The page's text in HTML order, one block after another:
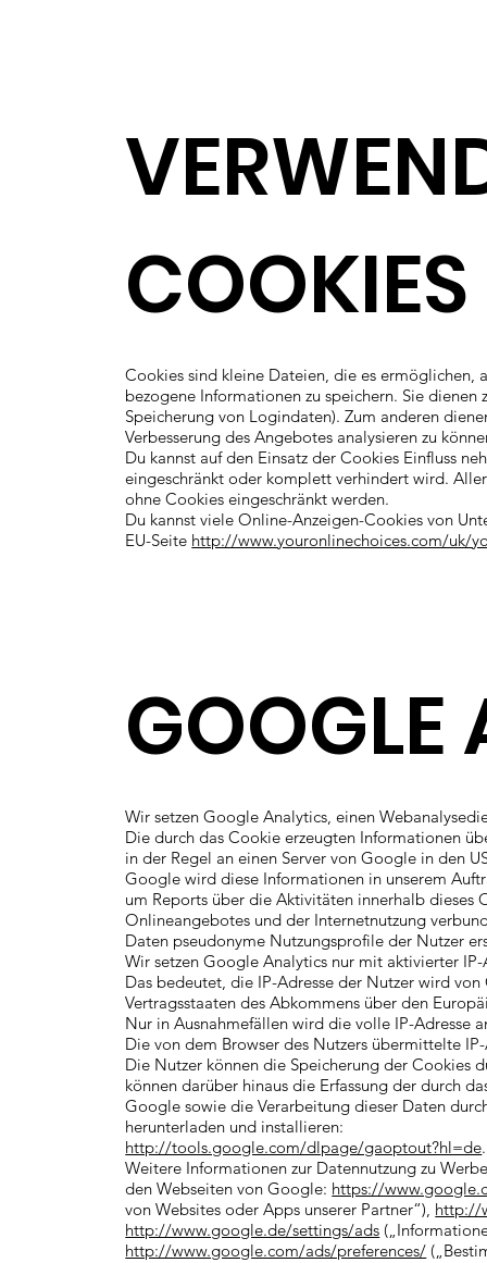
COOKIES
Cookies sind kleine Dateien, die es ermöglichen,
bezogene Informationen zu speichern. Sie
Speicherung von Logindaten). Zum anderen
Verbesserung des Angebotes analysieren zu
Du kannst auf den Einsatz der Cookies Einfluss
eingeschränkt oder komplett verhindert wird.
ohne Cookies eingeschränkt werden.
Du kannst viele Online-Anzeigen-Cookies von
EU-Seite http://www.youronlinechoices.com/uk/
GOOGLE
Wir setzen Google Analytics, einen
Die durch das Cookie erzeugten Informationen
in der Regel an einen Server von Google in den
Google wird diese Informationen in unserem
um Reports über die Aktivitäten innerhalb dieses
Onlineangebotes und der Internetnutzung
Daten pseudonyme Nutzungsprofile der Nutzer
Wir setzen Google Analytics nur mit aktivierter
Das bedeutet, die IP-Adresse der Nutzer wird
Vertragsstaaten des Abkommens über den
Nur in Ausnahmefällen wird die volle IP-Adresse
Die von dem Browser des Nutzers übermittelte
Die Nutzer können die Speicherung der Cookies
können darüber hinaus die Erfassung der durch
Google sowie die Verarbeitung dieser Daten
herunterladen und installieren:
http://tools.google.com/dlpage/gaoptout?hl=de.
Weitere Informationen zur Datennutzung zu
den Webseiten von Google: https://
von Websites oder Apps unserer Partner“), http://
http://www.google.de/settings/ads
http://www.google.com/ads/preferences/